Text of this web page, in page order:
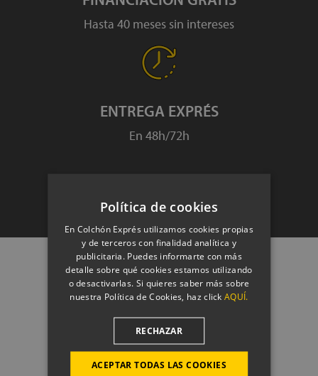
Hasta 40 meses sin intereses
ENTREGA EXPRÉS
En 48h/72h
IR A LA TIENDA
Todo lo que necesitas
HASTA EL
70%
Política de cookies
En Colchón Exprés utilizamos cookies propias
y de terceros con finalidad analítica y
publicitaria. Puedes informarte con más
detalle sobre qué cookies estamos utilizando
o desactivarlas. Si quieres saber más sobre
nuestra Política de Cookies, haz clickAQUÍ.
ACEPTAR TODAS LAS COOKIES
RECHAZAR